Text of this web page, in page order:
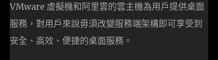
VMware 虛擬機和阿里雲的雲主機為用戶提供桌面
服務，對用戶來說毋須改變服務端架構即可享受到
安全、高效、便捷的桌面服務。